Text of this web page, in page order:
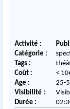
Activité :
Catégorie :
Tags :
Coût :
Age :
25-
Visibilité :
Durée :